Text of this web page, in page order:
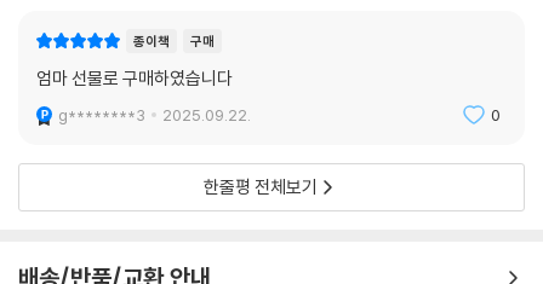
종이책 구매
엄마 선물로 구매하였습니다
g********3 2025.09.22. 0
한줄평 전체보기
배송/반품/교환 안내